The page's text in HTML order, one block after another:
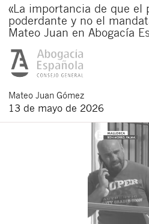
«La importancia de que el
poderdante y no el
Mateo Juan en Abogacía
Mateo Juan Gómez
13 de mayo de 2026